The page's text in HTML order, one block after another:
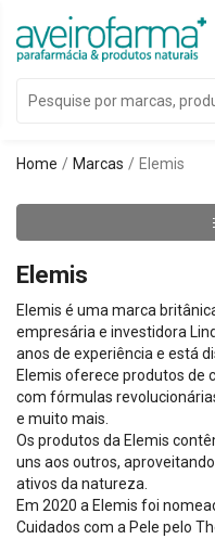
Home Marcas Elemis
Elemis
Elemis é uma marca
empresária e investidora
anos de experiência e está
Elemis oferece produtos de
com fórmulas
e muito mais.
Os produtos da Elemis
uns aos outros,
ativos da natureza.
Em 2020 a Elemis foi
Cuidados com a Pele pelo